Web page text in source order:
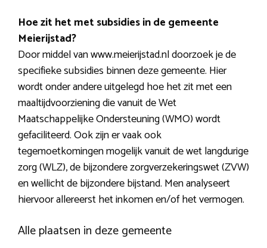
Hoe zit het met subsidies in de gemeente
Meierijstad?
Door middel van www.meierijstad.nl doorzoek je de
specifieke subsidies binnen deze gemeente. Hier
wordt onder andere uitgelegd hoe het zit met een
maaltijdvoorziening die vanuit de Wet
Maatschappelijke Ondersteuning (WMO) wordt
gefaciliteerd. Ook zijn er vaak ook
tegemoetkomingen mogelijk vanuit de wet langdurige
zorg (WLZ), de bijzondere zorgverzekeringswet (ZVW)
en wellicht de bijzondere bijstand. Men analyseert
hiervoor allereerst het inkomen en/of het vermogen.
Alle plaatsen in deze gemeente